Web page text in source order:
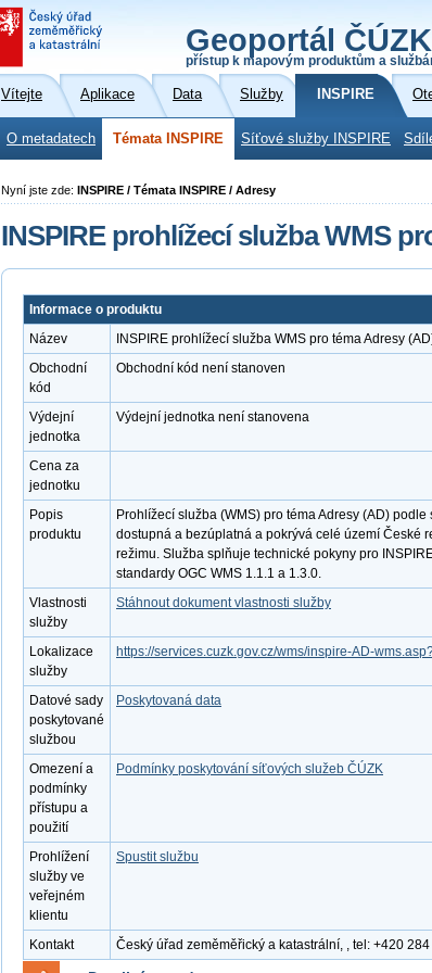
Geoportál ČÚZK
přístup k mapovým produktům a
Vítejte Aplikace Data Služby INSPIRE
O metadatech Témata INSPIRE Síťové služby INSPIRE
Nyní jste zde: INSPIRE / Témata INSPIRE / Adresy
INSPIRE prohlížecí služba WMS
Informace o produktu
Název
INSPIRE prohlížecí služba WMS pro téma Adresy
Obchodní
kód
Obchodní kód není stanoven
Výdejní
jednotka
Výdejní jednotka není stanovena
Cena za
jednotku
Popis
produktu
Prohlížecí služba (WMS) pro téma Adresy (AD)
dostupná a bezúplatná a pokrývá celé území České
režimu. Služba splňuje technické pokyny pro
standardy OGC WMS 1.1.1 a 1.3.0.
Vlastnosti
služby
Stáhnout dokument vlastnosti služby
Lokalizace
služby
https://services.cuzk.gov.cz/wms/inspire-AD-
Datové sady
poskytované
službou
Poskytovaná data
Omezení a
podmínky
přístupu a
použití
Podmínky poskytování síťových služeb ČÚZK
Prohlížení
služby ve
veřejném
klientu
Spustit službu
Kontakt Český úřad zeměměřický a katastrální, , tel: +420